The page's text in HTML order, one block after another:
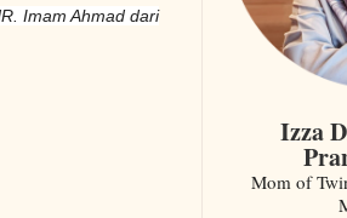
Imam Ahmad dari
Izza
Mom of